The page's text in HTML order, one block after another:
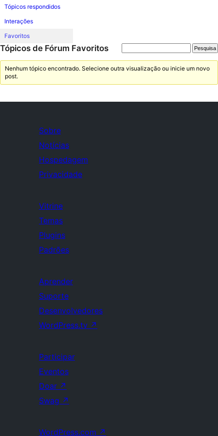
Tópicos respondidos
Interações
Favoritos
Tópicos de Fórum Favoritos
Nenhum tópico encontrado. Selecione outra visualização ou inicie um novo
post.
Sobre
Notícias
Hospedagem
Privacidade
Vitrine
Temas
Plugins
Padrões
Aprender
Suporte
Desenvolvedores
WordPress.tv ↗
Participar
Eventos
Doar ↗
Swag ↗
WordPress.com ↗